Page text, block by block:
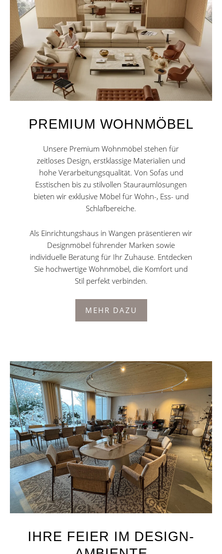
PREMIUM WOHNMÖBEL
Unsere Premium Wohnmöbel stehen für
zeitloses Design, erstklassige Materialien und
hohe Verarbeitungsqualität. Von Sofas und
Esstischen bis zu stilvollen Stauraumlösungen
bieten wir exklusive Möbel für Wohn-, Ess- und
Schlafbereiche.
Als Einrichtungshaus in Wangen präsentieren wir
Designmöbel führender Marken sowie
individuelle Beratung für Ihr Zuhause. Entdecken
Sie hochwertige Wohnmöbel, die Komfort und
Stil perfekt verbinden.
MEHR DAZU
IHRE FEIER IM DESIGN-